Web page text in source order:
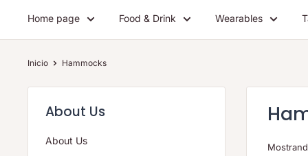
Home page Food & Drink Wearables
Inicio Hammocks
About Us
About Us